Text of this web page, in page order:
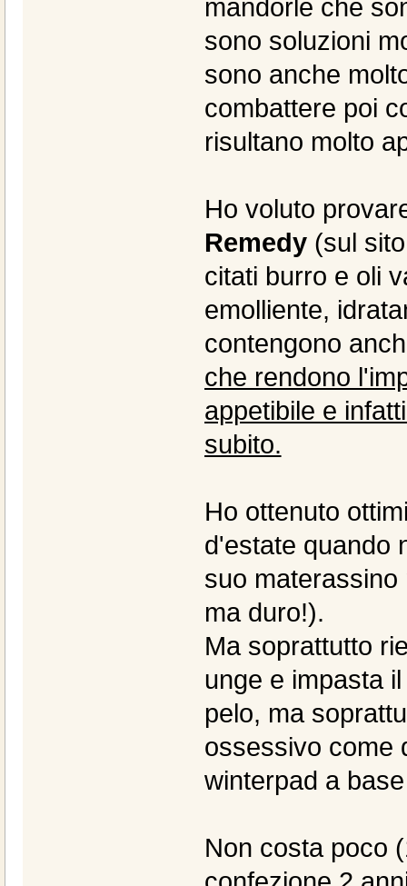
mandorle che
sono soluzioni
sono anche
combattere poi
risultano molto
Ho voluto
Remedy(sul sito
citati burro e oli
emolliente,
contengono
che rendono
appetibile e
subito.
Ho ottenuto
d'estate quando
suo
ma duro!).
Ma soprattutto
unge e impasta
pelo, ma
ossessivo come
winterpad a
Non costa poco